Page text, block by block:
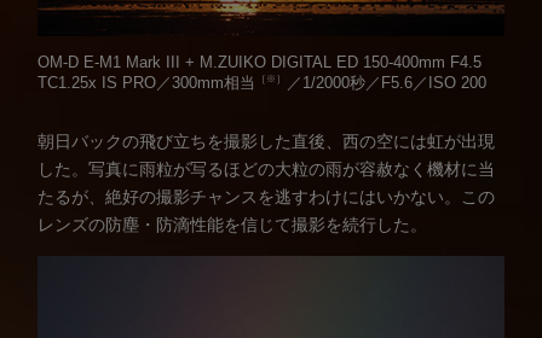
OM-D E-M1 Mark III + M.ZUIKO DIGITAL ED 150-400mm F4.5
TC1.25x IS PRO／300mm相当
［※］ ／1/2000秒／F5.6／ISO 200
朝日バックの飛び立ちを撮影した直後、西の空には虹が出現
した。写真に雨粒が写るほどの大粒の雨が容赦なく機材に当
たるが、絶好の撮影チャンスを逃すわけにはいかない。この
レンズの防塵・防滴性能を信じて撮影を続行した。